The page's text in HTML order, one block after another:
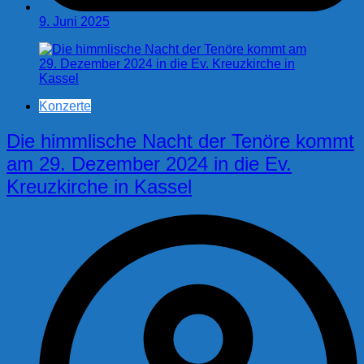
9. Juni 2025
Konzerte
Die himmlische Nacht der Tenöre kommt
am 29. Dezember 2024 in die Ev.
Kreuzkirche in Kassel